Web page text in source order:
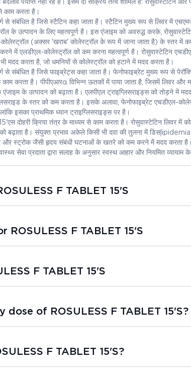
पर्याप्त नहीं रहे हैं। इसमें दो सक्रिय तत्व शामिल हैं: रोसुवास्टेटिन
काम करता है।
से संबंधित है जिसे स्टैटिन कहा जाता है। स्टैटिन मुख्य रूप से लिवर में
के उत्पादन के लिए महत्वपूर्ण है। इस एंजाइम को अवरुद्ध करके, रोसुवास्टेटिन
(अक्सर 'खराब' कोलेस्ट्रॉल के रूप में जाना जाता है) के स्तर में
में एलडीएल-कोलेस्ट्रॉल को कम करना महत्वपूर्ण है। रोसुवास्टेटिन
मदद करता है, जो धमनियों से कोलेस्ट्रॉल को हटाने में मदद करता है।
से संबंधित है जिसे फाइब्रेट्स कहा जाता है। फेनोफाइब्रेट मुख्य रूप से
करता है। पीपीएआरα विभिन्न ऊतकों में पाया जाता है, जिसमें लिवर और
के उत्पादन को बढ़ाता है। एलपीएल ट्राइग्लिसराइड्स को तोड़ने में
के स्तर को कम करता है। इसके अलावा, फेनोफाइब्रेट एचडीएल-
इसका प्राथमिक ध्यान ट्राइग्लिसराइड्स पर है।
दोहरी क्रिया तंत्र के माध्यम से काम करता है। रोसुवास्टेटिन लिवर में
बढ़ाता है। संयुक्त प्रभाव अकेले किसी भी दवा की तुलना में
और स्ट्रोक जैसी हृदय संबंधी घटनाओं के खतरे को कम करने में मदद करता
सेवा प्रदाता द्वारा सलाह के अनुसार स्वस्थ आहार और नियमित व्यायाम
F TABLET 15'S
F TABLET 15'S
F TABLET 15'S
of ROSULESS F TABLET 15'S?
F TABLET 15'S?